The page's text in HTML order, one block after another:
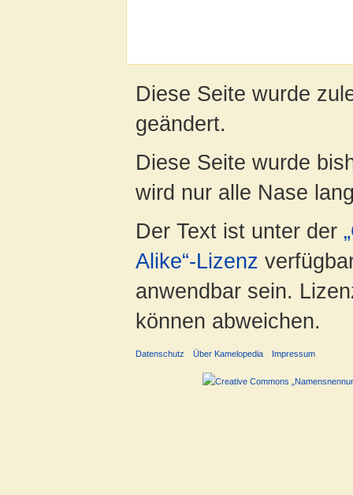
Diese Seite wurde
geändert.
Diese Seite wurde
wird nur alle Nase
Der Text ist unter der
Alike“-Lizenz
anwendbar sein.
können abweichen.
Datenschutz Über Kamelopedia Impressum